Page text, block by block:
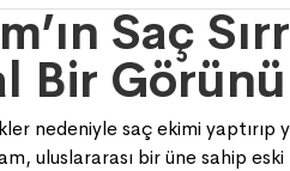
Saç
Bir
nedeniyle saç ekimi yaptırıp
uluslararası bir üne sahip